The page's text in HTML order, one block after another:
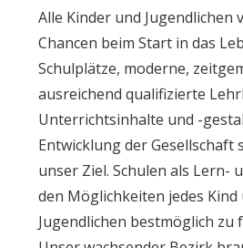
Alle Kinder und Jugendlichen
Chancen beim Start in das
Schulplätze, moderne,
ausreichend qualifizierte
Unterrichtsinhalte und -
Entwicklung der Gesellschaft
unser Ziel. Schulen als Lern-
den Möglichkeiten jedes Kind
Jugendlichen bestmöglich